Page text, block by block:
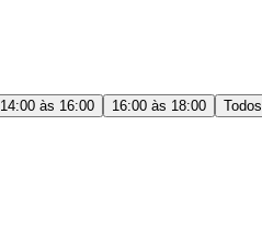
14:00 às 16:00 16:00 às 18:00 Todos